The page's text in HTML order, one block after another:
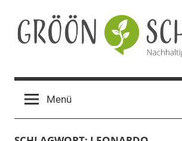
Inhalt
springen
Gröön
Schnack
Menü